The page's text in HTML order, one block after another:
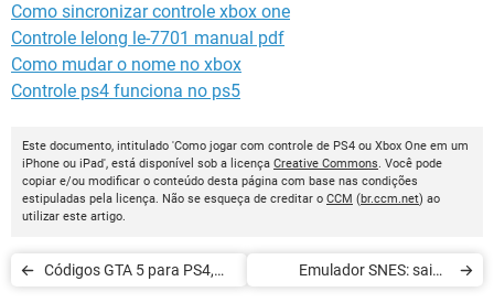
Como sincronizar controle xbox one
Controle lelong le-7701 manual pdf
Como mudar o nome no xbox
Controle ps4 funciona no ps5
Este documento, intitulado 'Como jogar com controle de PS4 ou Xbox One em um
iPhone ou iPad', está disponível sob a licença Creative Commons. Você pode
copiar e/ou modificar o conteúdo desta página com base nas condições
estipuladas pela licença. Não se esqueça de creditar o CCM (br.ccm.net) ao
utilizar este artigo.
Códigos GTA 5 para PS4,
Emulador SNES: saiba